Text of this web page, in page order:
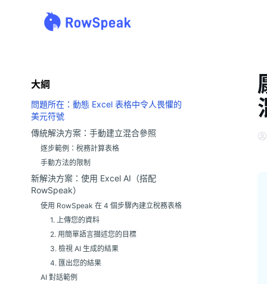
大綱
問題所在：動態 Excel 表格中令人畏懼的
美元符號
傳統解決方案：手動建立混合參照
逐步範例：稅務計算表格
手動方法的限制
新解決方案：使用 Excel AI（搭配
RowSpeak）
使用 RowSpeak 在 4 個步驟內建立稅務表格
1. 上傳您的資料
2. 用簡單語言描述您的目標
3. 檢視 AI 生成的結果
4. 匯出您的結果
AI 對話範例